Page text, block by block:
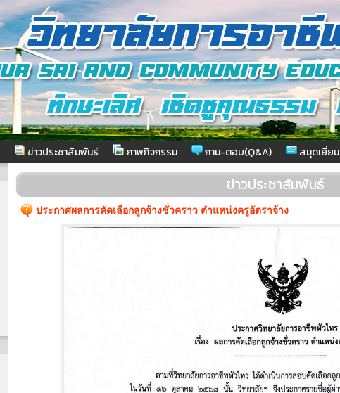
ข่าวประชาสัมพันธ์ ภาพกิจกรรม ถาม-ตอบ(Q&A) สมุดเยี่ยม
ข่าวประชาสัมพันธ์
ประกาศผลการคัดเลือกลูกจ้างชั่วคราว ตำแหน่งครูอัตราจ้าง